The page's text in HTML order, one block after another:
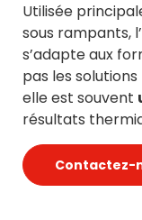
Utilisée
sous rampants,
s’adapte aux
pas les
elle est souvent
résultats
Contactez-